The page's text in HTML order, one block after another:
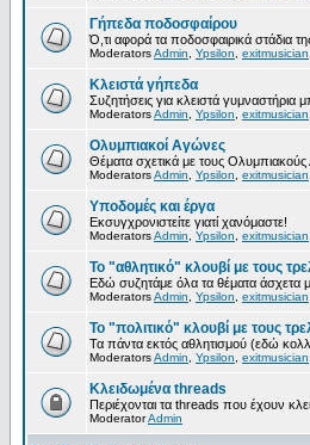
Γήπεδα ποδοσφαίρου
Ό,τι αφορά τα ποδοσφαιρικά στάδια
ModeratorsAdmin Ypsilon exitmusician
Κλειστά γήπεδα
Συζητήσεις για κλειστά γυμναστήρια
ModeratorsAdmin Ypsilon exitmusician
Ολυμπιακοί Αγώνες
Θέματα σχετικά με τους
ModeratorsAdmin Ypsilon exitmusician
Υποδομές και έργα
Εκσυγχρονιστείτε γιατί χανόμαστε!
ModeratorsAdmin Ypsilon exitmusician
Το "αθλητικό" κλουβί με τους
Εδώ συζητάμε όλα τα θέματα άσχετα
ModeratorsAdmin Ypsilon exitmusician
Το "πολιτικό" κλουβί με τους
Τα πάντα εκτός αθλητισμού (εδώ
ModeratorsAdmin Ypsilon exitmusician
Κλειδωμένα threads
Περιέχονται τα threads που έχουν
ModeratorAdmin